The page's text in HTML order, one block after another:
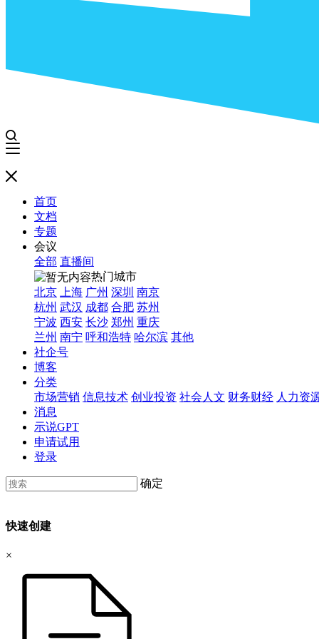
首页
文档
专题
会议
全部 直播间
热门城市
北京
上海 广州 深圳 南京
杭州 武汉 成都 合肥 苏州
宁波 西安 长沙 郑州 重庆
兰州 南宁 呼和浩特 哈尔滨 其他
社企号
博客
分类
市场营销 信息技术 创业投资 社会人文 财务财经 人力资
消息
示说GPT
申请试用
登录
确定
快速创建
×